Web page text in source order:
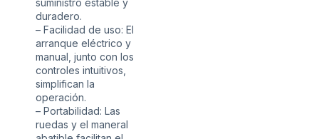
duradero.
– Facilidad de uso: El
arranque eléctrico y
manual, junto con los
controles intuitivos,
simplifican la
operación.
– Portabilidad: Las
ruedas y el maneral